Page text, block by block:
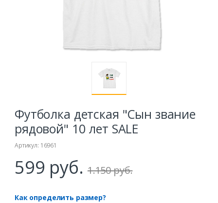
Футболка детская "Сын звание
рядовой" 10 лет SALE
Артикул: 16961
599 руб. 1.150 руб.
Как определить размер?